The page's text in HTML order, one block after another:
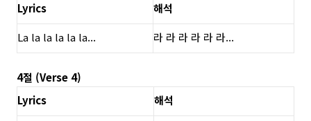
Lyrics
해석
La la la la la la...
라 라 라 라 라 라...
4절 (Verse 4)
Lyrics
해석